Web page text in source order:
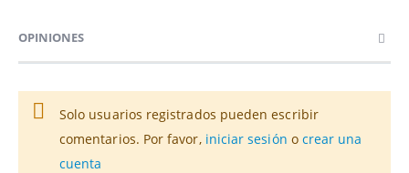
OPINIONES
Solo usuarios registrados pueden escribir
comentarios. Por favor, iniciar sesión o crear una
cuenta